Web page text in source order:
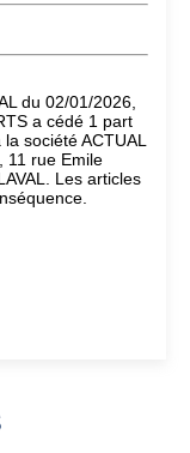
du 02/01/2026,
a cédé 1 part
société ACTUAL
11 rue Emile
Les articles